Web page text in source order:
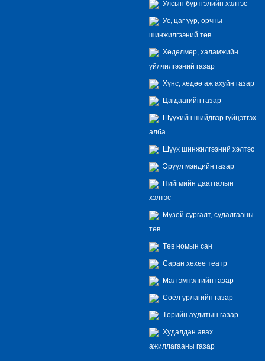
Улсын бүртгэлийн хэлтэс
Ус, цаг уур, орчны
шинжилгээний төв
Хөдөлмөр, халамжийн
үйлчилгээний газар
Хүнс, хөдөө аж ахуйн газар
Цагдаагийн газар
Шүүхийн шийдвэр гүйцэтгэх
алба
Шүүх шинжилгээний хэлтэс
Эрүүл мэндийн газар
Нийгмийн даатгалын
хэлтэс
Музей сургалт, судалгааны
төв
Төв номын сан
Саран хөхөө театр
Мал эмнэлгийн газар
Соёл урлагийн газар
Төрийн аудитын газар
Худалдан авах
ажиллагааны газар